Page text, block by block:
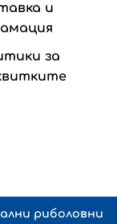
и
за
риболовни